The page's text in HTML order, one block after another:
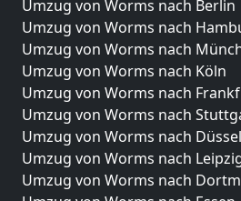
Umzug von Worms nach Berlin
Umzug von Worms nach
Umzug von Worms nach
Umzug von Worms nach Köln
Umzug von Worms nach
Umzug von Worms nach
Umzug von Worms nach
Umzug von Worms nach
Umzug von Worms nach